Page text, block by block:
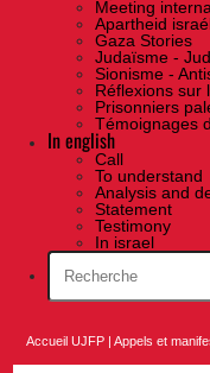
Meeting
Apartheid
Gaza Stories
Judaïsme -
Sionisme -
Réflexions sur
Prisonniers
Témoignages
In english
Call
To understand
Analysis and
Statement
Testimony
In israel
Accueil UJFP |Appels et